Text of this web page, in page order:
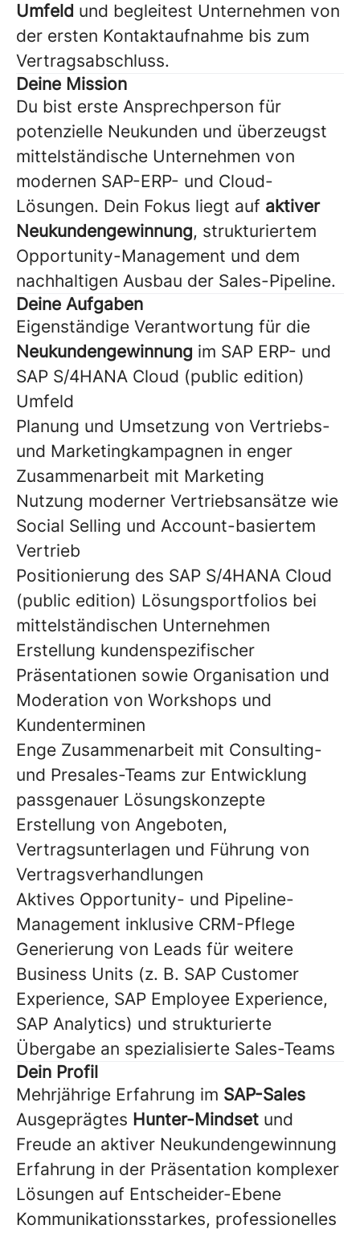
Umfeld und begleitest Unternehmen von
der ersten Kontaktaufnahme bis zum
Vertragsabschluss.
Deine Mission
Du bist erste Ansprechperson für
potenzielle Neukunden und überzeugst
mittelständische Unternehmen von
modernen SAP-ERP- und Cloud-
Lösungen. Dein Fokus liegt auf aktiver
Neukundengewinnung, strukturiertem
Opportunity-Management und dem
nachhaltigen Ausbau der Sales-Pipeline.
Deine Aufgaben
Eigenständige Verantwortung für die
Neukundengewinnung im SAP ERP- und
SAP S/4HANA Cloud (public edition)
Umfeld
Planung und Umsetzung von Vertriebs-
und Marketingkampagnen in enger
Zusammenarbeit mit Marketing
Nutzung moderner Vertriebsansätze wie
Social Selling und Account-basiertem
Vertrieb
Positionierung des SAP S/4HANA Cloud
(public edition) Lösungsportfolios bei
mittelständischen Unternehmen
Erstellung kundenspezifischer
Präsentationen sowie Organisation und
Moderation von Workshops und
Kundenterminen
Enge Zusammenarbeit mit Consulting-
und Presales-Teams zur Entwicklung
passgenauer Lösungskonzepte
Erstellung von Angeboten,
Vertragsunterlagen und Führung von
Vertragsverhandlungen
Aktives Opportunity- und Pipeline-
Management inklusive CRM-Pflege
Generierung von Leads für weitere
Business Units (z. B. SAP Customer
Experience, SAP Employee Experience,
SAP Analytics) und strukturierte
Übergabe an spezialisierte Sales-Teams
Dein Profil
Mehrjährige Erfahrung im SAP-Sales
Ausgeprägtes Hunter-Mindset und
Freude an aktiver Neukundengewinnung
Erfahrung in der Präsentation komplexer
Lösungen auf Entscheider-Ebene
Kommunikationsstarkes, professionelles